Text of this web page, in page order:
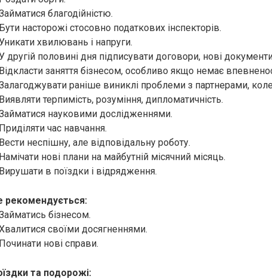
благодійністю.
насторожі стосовно податкових інспекторів.
хвилювань і напруги.
другій половині дня підписувати договори, нові
заняття бізнесом, особливо якщо немає
раніше виниклі проблеми з партнерами,
терпимість, розуміння, дипломатичність.
науковими дослідженнями.
час навчання.
неспішну, але відповідальну роботу.
нові плани на майбутній місячний місяць.
в поїздки і відрядження.
рекомендується:
бізнесом.
своїми досягненнями.
нові справи.
та подорожі: